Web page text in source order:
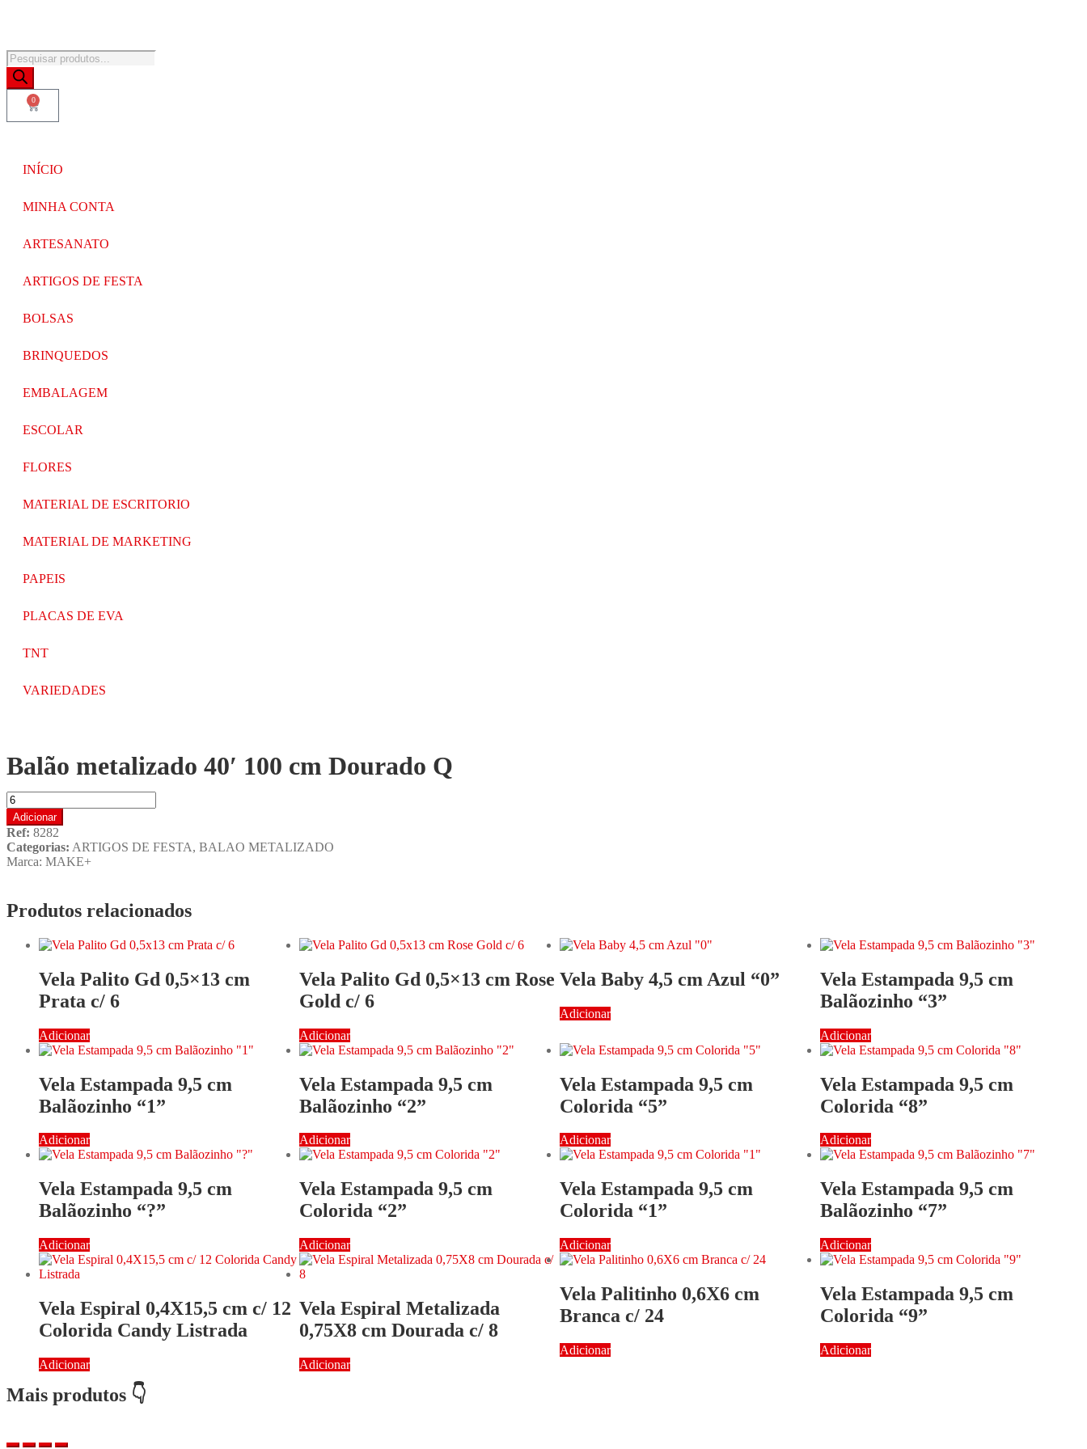
0
INÍCIO
MINHA CONTA
ARTESANATO
ARTIGOS DE FESTA
BOLSAS
BRINQUEDOS
EMBALAGEM
ESCOLAR
FLORES
MATERIAL DE ESCRITORIO
MATERIAL DE MARKETING
PAPEIS
PLACAS DE EVA
TNT
VARIEDADES
Balão metalizado 40′ 100 cm Dourado Q
Adicionar
Ref: 8282
Categorias: ARTIGOS DE FESTA, BALAO METALIZADO
Marca: MAKE+
Produtos relacionados
Vela Palito Gd 0,5×13 cm
Prata c/ 6
Adicionar
Vela Palito Gd 0,5×13 cm Rose
Gold c/ 6
Adicionar
Vela Baby 4,5 cm Azul “0”
Adicionar
Vela Estampada 9,5 cm
Balãozinho “3”
Adicionar
Vela Estampada 9,5 cm
Balãozinho “1”
Adicionar
Vela Estampada 9,5 cm
Balãozinho “2”
Adicionar
Vela Estampada 9,5 cm
Colorida “5”
Adicionar
Vela Estampada 9,5 cm
Colorida “8”
Adicionar
Vela Estampada 9,5 cm
Balãozinho “?”
Adicionar
Vela Estampada 9,5 cm
Colorida “2”
Adicionar
Vela Estampada 9,5 cm
Colorida “1”
Adicionar
Vela Estampada 9,5 cm
Balãozinho “7”
Adicionar
Vela Espiral 0,4X15,5 cm c/ 12
Colorida Candy Listrada
Adicionar
Vela Espiral Metalizada
0,75X8 cm Dourada c/ 8
Adicionar
Vela Palitinho 0,6X6 cm
Branca c/ 24
Adicionar
Vela Estampada 9,5 cm
Colorida “9”
Adicionar
Mais produtos 👇